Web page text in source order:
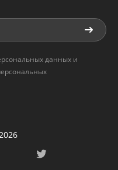
данных и